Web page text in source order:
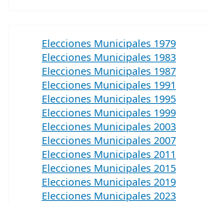
Elecciones Municipales 1979
Elecciones Municipales 1983
Elecciones Municipales 1987
Elecciones Municipales 1991
Elecciones Municipales 1995
Elecciones Municipales 1999
Elecciones Municipales 2003
Elecciones Municipales 2007
Elecciones Municipales 2011
Elecciones Municipales 2015
Elecciones Municipales 2019
Elecciones Municipales 2023